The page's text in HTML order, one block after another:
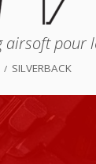
airsoft pour
SILVERBACK